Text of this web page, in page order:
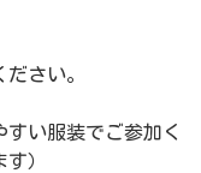
さい。
い服装でご参加く
）